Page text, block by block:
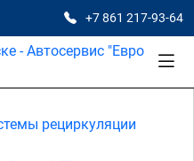
+7 861 217-93-64
рециркуляции